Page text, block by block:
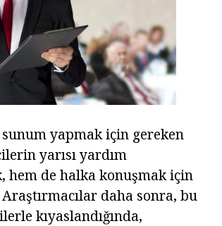
yapmak için gereken
yarısı yardım
hem de halka konuşmak için
daha sonra, bu
kıyaslandığında,